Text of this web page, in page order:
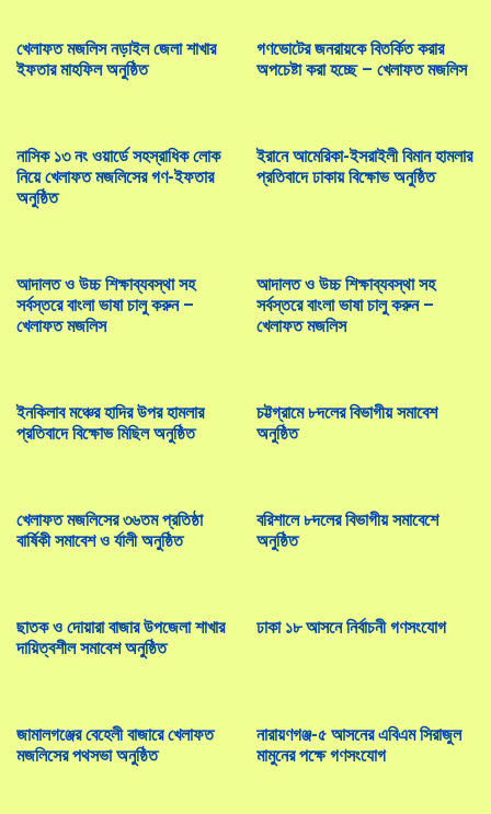
দৃষ্টান্তমূলক শাস্তি দিতে হবে
দৈনিক আমার দেশ সম্পাদকের মায়ের
মাওলানা আফতাব উদ্দিনের ইন্তেকালে
শোক
বাজেটে বিপর্যস্ত অর্থনীতিকে টেনে তুলার
ব্যবস্থা থাকতে হবে : খেলাফত মজলিস
আল্লামা সুলতান যওক নদভীর ইন্তেকালে
খেলাফত মজলিসের শোক প্রকাশ
শিশু রামিসা হত্যাকারীর সর্বোচ্চ শাস্তি ফাঁসি জনসম্মুখে কার্যকর করতে হবে –
বাংলাদেশ ইসলামী ছাত্রী মজলিস
ইসলামী যুব মজলিসের বার্ষিক কাউন্সিল সম্পন্ন
ভারতকে অবিলম্বে সীমান্ত হত্যা বন্ধ এবং ক্ষতিপূরণ দিতে হবে – খেলাফত
শ্রমিক মজলিসের ‘ন্যাশনাল লেবার রিপ্রেজেন্টেটিভ কনভেনশন ২০২৬’ অনুষ্ঠিত
জাতীয় সাংস্কৃতিক ফোরামের উদ্যোগে মাওলানা আখতার ফারূকের সাহিত্যকর্ম
মজলিস
জুলাই সনদ বাস্তবায়ন আদেশ-২০২৫ সরাসরি কার্যকর করতে হবে – খেলাফত
গণভোট অধ্যাদেশ বাতিল করে সরকার গনবিরোধী অবস্থান নিয়েছে – খেলাফত
মজলিস
লন্ডন মহানগর খেলাফত মজলিসের বার্ষিক শূরা অনুষ্ঠিত
কাশ্মীরে স্বাধীনতাকামী নারী নেত্রী আছিয়া আন্দ্রাবির অবিলম্বে নিঃশর্ত মুক্তি দাবী
ইসলামী মহিলা মজলিসের
খেলাফত মজলিস নড়াইল জেলা শাখার
ইফতার মাহফিল অনুষ্ঠিত
গণভোটের জনরায়কে বিতর্কিত করার
অপচেষ্টা করা হচ্ছে – খেলাফত মজলিস
নাসিক ১৩ নং ওয়ার্ডে সহস্রাধিক লোক
নিয়ে খেলাফত মজলিসের গণ-ইফতার
অনুষ্ঠিত
ইরানে আমেরিকা-ইসরাইলী বিমান হামলার
প্রতিবাদে ঢাকায় বিক্ষোভ অনুষ্ঠিত
আদালত ও উচ্চ শিক্ষাব্যবস্থা সহ
সর্বস্তরে বাংলা ভাষা চালু করুন –
খেলাফত মজলিস
আদালত ও উচ্চ শিক্ষাব্যবস্থা সহ
সর্বস্তরে বাংলা ভাষা চালু করুন –
খেলাফত মজলিস
ইনকিলাব মঞ্চের হাদির উপর হামলার
প্রতিবাদে বিক্ষোভ মিছিল অনুষ্ঠিত
চট্টগ্রামে ৮দলের বিভাগীয় সমাবেশ
অনুষ্ঠিত
খেলাফত মজলিসের ৩৬তম প্রতিষ্ঠা
বার্ষিকী সমাবেশ ও র্যালী অনুষ্ঠিত
বরিশালে ৮দলের বিভাগীয় সমাবেশে
অনুষ্ঠিত
ছাতক ও দোয়ারা বাজার উপজেলা শাখার
দায়িত্বশীল সমাবেশ অনুষ্ঠিত
ঢাকা ১৮ আসনে নির্বাচনী গণসংযোগ
জামালগঞ্জের বেহেলী বাজারে খেলাফত
মজলিসের পথসভা অনুষ্ঠিত
নারায়ণগঞ্জ-৫ আসনের এবিএম সিরাজুল
মামুনের পক্ষে গণসংযোগ